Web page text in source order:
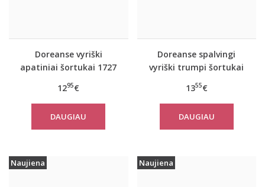
Doreanse vyriški
apatiniai šortukai 1727
1295€
DAUGIAU
Doreanse spalvingi
vyriški trumpi šortukai
1355€
DAUGIAU
Naujiena Naujiena